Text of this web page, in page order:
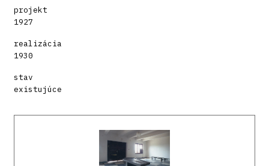
projekt
1927
realizácia
1930
stav
existujúce